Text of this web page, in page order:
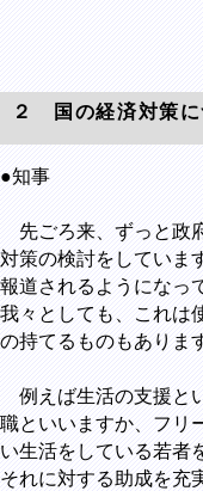
２ 国の経済対策に
●知事
先ごろ来、ずっと政
対策の検討をしていま
報道されるようになっ
我々としても、これは
の持てるものもありま
例えば生活の支援と
職といいますか、フリ
い生活をしている若者
それに対する助成を充